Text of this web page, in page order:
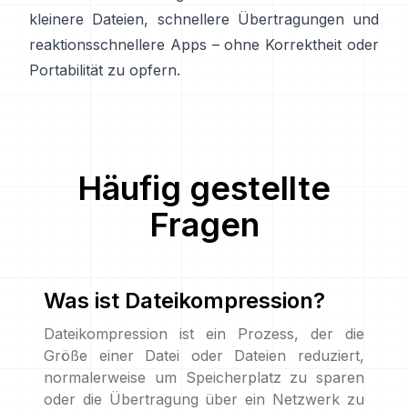
kleinere Dateien, schnellere Übertragungen und
reaktionsschnellere Apps – ohne Korrektheit oder
Portabilität zu opfern.
Häufig gestellte
Fragen
Was ist Dateikompression?
Dateikompression ist ein Prozess, der die
Größe einer Datei oder Dateien reduziert,
normalerweise um Speicherplatz zu sparen
oder die Übertragung über ein Netzwerk zu